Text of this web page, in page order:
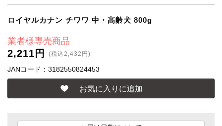
ロイヤルカナン チワワ 中・高齢犬 800g
業者様専売商品
2,211円 (税込2,432円)
JANコード：3182550824453